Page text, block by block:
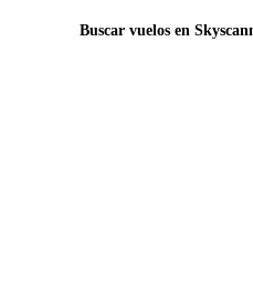
Buscar vuelos en